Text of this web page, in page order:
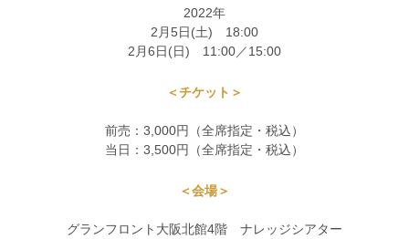
2022年
2月5日(土) 18:00
2月6日(日) 11:00／15:00
＜チケット＞
前売：3,000円（全席指定・税込）
当日：3,500円（全席指定・税込）
＜会場＞
グランフロント大阪北館4階 ナレッジシアター